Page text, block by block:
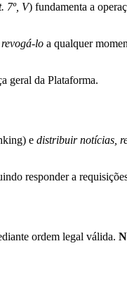
7º, V) fundamenta a
revogá-lo a qualquer
geral da Plataforma.
e distribuir notícias,
responder a
ordem legal válida.